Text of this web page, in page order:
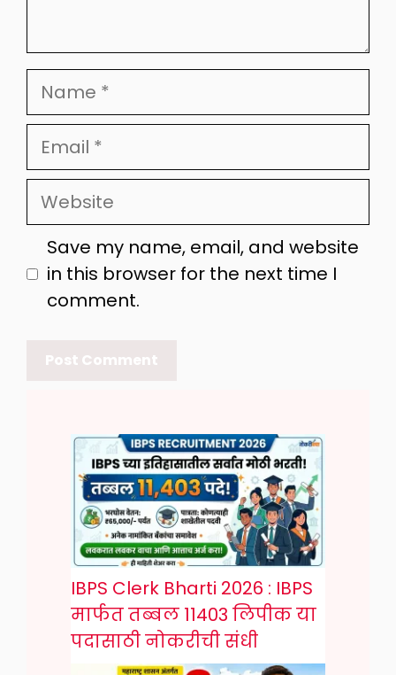
Name
Email
Website
Save my name, email, and website
in this browser for the next time I
comment.
IBPS Clerk Bharti 2026 : IBPS
मार्फत तब्बल 11403 लिपीक या
पदासाठी नोकरीची संधी